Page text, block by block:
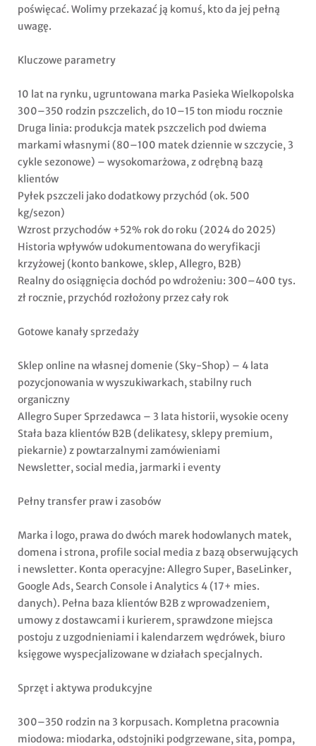
poświęcać. Wolimy przekazać ją komuś, kto da jej pełną
uwagę.
Kluczowe parametry
10 lat na rynku, ugruntowana marka Pasieka Wielkopolska
300–350 rodzin pszczelich, do 10–15 ton miodu rocznie
Druga linia: produkcja matek pszczelich pod dwiema
markami własnymi (80–100 matek dziennie w szczycie, 3
cykle sezonowe) – wysokomarżowa, z odrębną bazą
klientów
Pyłek pszczeli jako dodatkowy przychód (ok. 500
kg/sezon)
Wzrost przychodów +52% rok do roku (2024 do 2025)
Historia wpływów udokumentowana do weryfikacji
krzyżowej (konto bankowe, sklep, Allegro, B2B)
Realny do osiągnięcia dochód po wdrożeniu: 300–400 tys.
zł rocznie, przychód rozłożony przez cały rok
Gotowe kanały sprzedaży
Sklep online na własnej domenie (Sky-Shop) – 4 lata
pozycjonowania w wyszukiwarkach, stabilny ruch
organiczny
Allegro Super Sprzedawca – 3 lata historii, wysokie oceny
Stała baza klientów B2B (delikatesy, sklepy premium,
piekarnie) z powtarzalnymi zamówieniami
Newsletter, social media, jarmarki i eventy
Pełny transfer praw i zasobów
Marka i logo, prawa do dwóch marek hodowlanych matek,
domena i strona, profile social media z bazą obserwujących
i newsletter. Konta operacyjne: Allegro Super, BaseLinker,
Google Ads, Search Console i Analytics 4 (17+ mies.
danych). Pełna baza klientów B2B z wprowadzeniem,
umowy z dostawcami i kurierem, sprawdzone miejsca
postoju z uzgodnieniami i kalendarzem wędrówek, biuro
księgowe wyspecjalizowane w działach specjalnych.
Sprzęt i aktywa produkcyjne
300–350 rodzin na 3 korpusach. Kompletna pracownia
miodowa: miodarka, odstojniki podgrzewane, sita, pompa,